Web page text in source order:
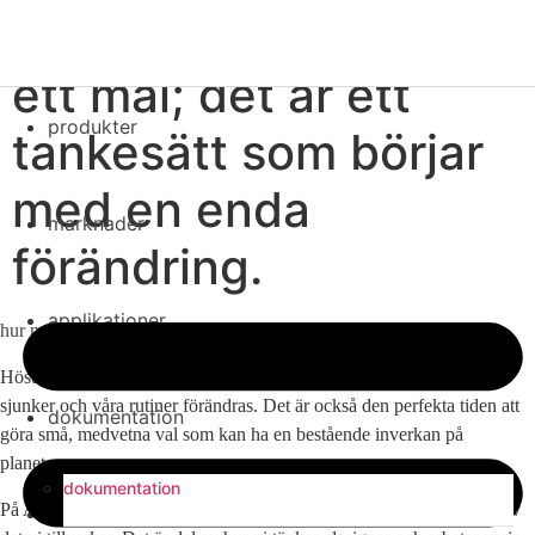
stäng
produkter
marknader
applikationer
dokumentation
dokumentation
ett mål; det är ett
tankesätt som börjar
med en enda
förändring.
hur man blir mer hållbar i höst.
Hösten är förändringens årstid. Löven ändrar färg, temperaturen
sjunker och våra rutiner förändras. Det är också den perfekta tiden att
göra små, medvetna val som kan ha en bestående inverkan på
planeten.
På Aalberts integrated piping systems är hållbarhet inte bara en del av